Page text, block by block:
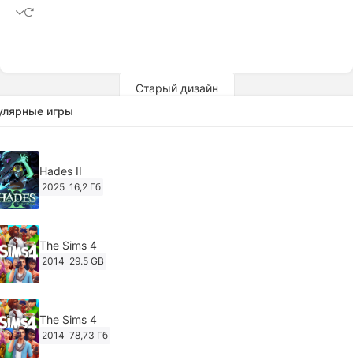
Старый дизайн
игры
Hades II
2025 16,2 Гб
The Sims 4
2014 29.5 GB
The Sims 4
2014 78,73 Гб